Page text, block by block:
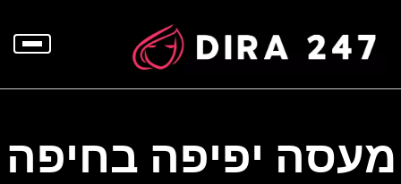
מעסה יפיפה בחיפה